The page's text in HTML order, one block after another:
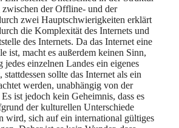
der Offline- und der
zwei Hauptschwierigkeiten erklärt
die Komplexität des Internets und
des Internets. Da das Internet eine
ist, macht es außerdem keinen Sinn,
jedes einzelnen Landes ein eigenes
sollte das Internet als ein
werden, unabhängig von der
ist jedoch kein Geheimnis, dass es
der kulturellen Unterschiede
wird, sich auf ein international gültiges